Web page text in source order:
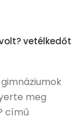
vetélkedőt
meg
című